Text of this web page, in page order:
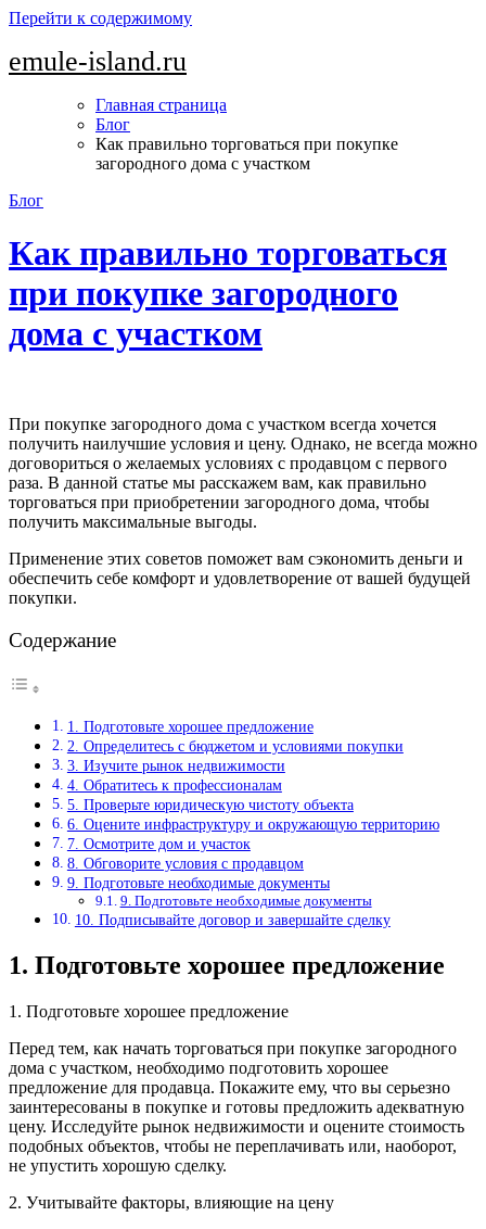
Перейти к содержимому
emule-island.ru
Главная страница
Блог
Как правильно торговаться при покупке
загородного дома с участком
Блог
Как правильно торговаться
при покупке загородного
дома с участком
При покупке загородного дома с участком всегда хочется
получить наилучшие условия и цену. Однако, не всегда можно
договориться о желаемых условиях с продавцом с первого
раза. В данной статье мы расскажем вам, как правильно
торговаться при приобретении загородного дома, чтобы
получить максимальные выгоды.
Применение этих советов поможет вам сэкономить деньги и
обеспечить себе комфорт и удовлетворение от вашей будущей
покупки.
Содержание
1. Подготовьте хорошее предложение
2. Определитесь с бюджетом и условиями покупки
3. Изучите рынок недвижимости
4. Обратитесь к профессионалам
5. Проверьте юридическую чистоту объекта
6. Оцените инфраструктуру и окружающую территорию
7. Осмотрите дом и участок
8. Обговорите условия с продавцом
9. Подготовьте необходимые документы
9. Подготовьте необходимые документы
10. Подписывайте договор и завершайте сделку
1. Подготовьте хорошее предложение
1. Подготовьте хорошее предложение
Перед тем, как начать торговаться при покупке загородного
дома с участком, необходимо подготовить хорошее
предложение для продавца. Покажите ему, что вы серьезно
заинтересованы в покупке и готовы предложить адекватную
цену. Исследуйте рынок недвижимости и оцените стоимость
подобных объектов, чтобы не переплачивать или, наоборот,
не упустить хорошую сделку.
2. Учитывайте факторы, влияющие на цену